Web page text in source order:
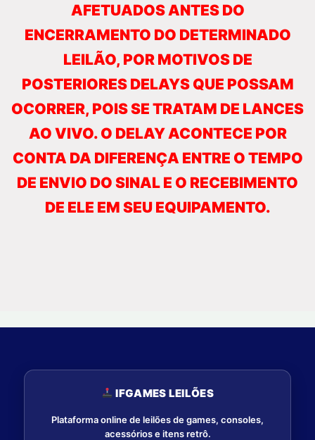
AFETUADOS ANTES DO
ENCERRAMENTO DO DETERMINADO
LEILÃO, POR MOTIVOS DE
POSTERIORES DELAYS QUE POSSAM
OCORRER, POIS SE TRATAM DE LANCES
AO VIVO. O DELAY ACONTECE POR
CONTA DA DIFERENÇA ENTRE O TEMPO
DE ENVIO DO SINAL E O RECEBIMENTO
DE ELE EM SEU EQUIPAMENTO.
IFGAMES LEILÕES
Plataforma online de leilões de games, consoles,
acessórios e itens retrô.